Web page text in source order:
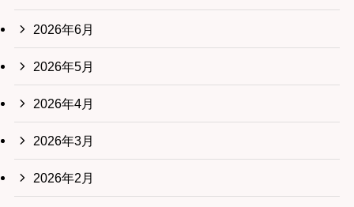
2026年6月
2026年5月
2026年4月
2026年3月
2026年2月